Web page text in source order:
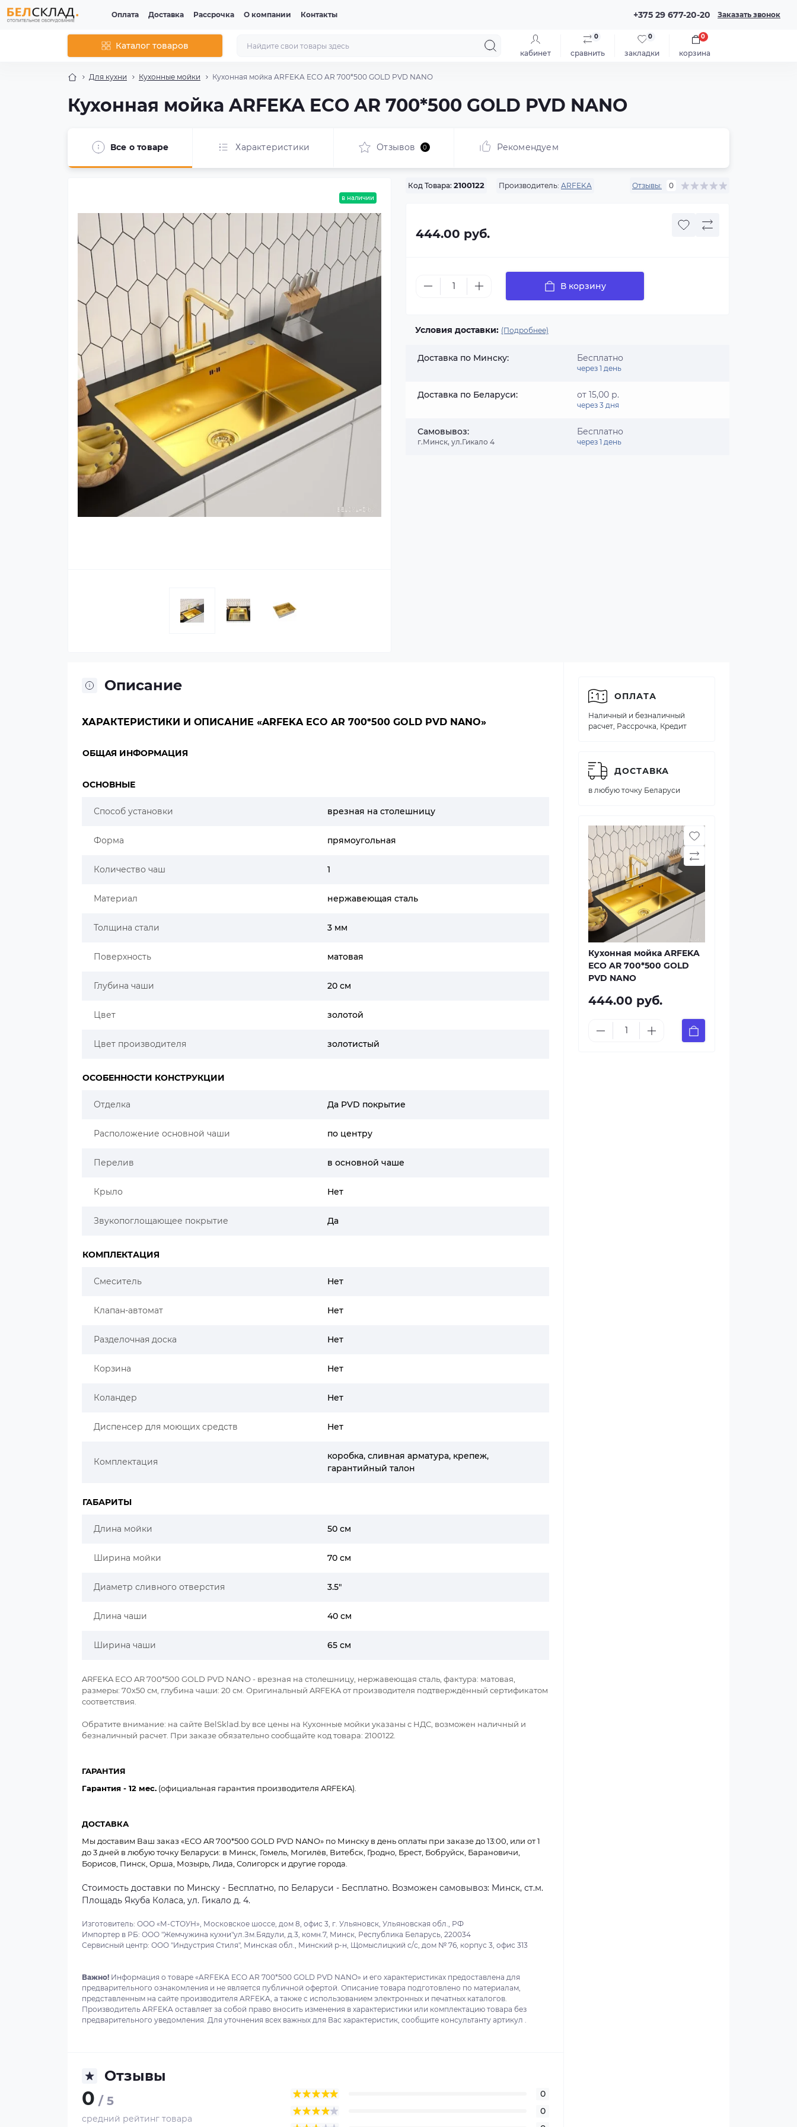
Оплата Доставка Рассрочка О компании Контакты +375 29 677-20-20 Заказать звонок
Каталог товаров
кабинет сравнить
0
закладки
0
корзина
0
Для кухни Кухонные мойки Кухонная мойка ARFEKA ECO AR 700*500 GOLD PVD NANO
Кухонная мойка ARFEKA ECO AR 700*500 GOLD PVD NANO
Все о товаре Характеристики Отзывов 0 Рекомендуем
в наличии
Код Товара: 2100122 Производитель: ARFEKA Отзывы: 0
444.00 руб.
В корзину
Условия доставки: (Подробнее)
Доставка по Минску: Бесплатно
через 1 день
Доставка по Беларуси: от 15,00 р.
через 3 дня
Самовывоз:
г.Минск, ул.Гикало 4
Бесплатно
через 1 день
Описание
ХАРАКТЕРИСТИКИ И ОПИСАНИЕ «ARFEKA ECO AR 700*500 GOLD PVD NANO»
ОБЩАЯ ИНФОРМАЦИЯ
ОСНОВНЫЕ
Способ установки врезная на столешницу
Форма прямоугольная
Количество чаш 1
Материал нержавеющая сталь
Толщина стали 3 мм
Поверхность матовая
Глубина чаши 20 см
Цвет золотой
Цвет производителя золотистый
ОСОБЕННОСТИ КОНСТРУКЦИИ
Отделка Да PVD покрытие
Расположение основной чаши по центру
Перелив в основной чаше
Крыло Нет
Звукопоглощающее покрытие Да
КОМПЛЕКТАЦИЯ
Смеситель Нет
Клапан-автомат Нет
Разделочная доска Нет
Корзина Нет
Коландер Нет
Диспенсер для моющих средств Нет
Комплектация
коробка, сливная арматура, крепеж,
гарантийный талон
ГАБАРИТЫ
Длина мойки 50 см
Ширина мойки 70 см
Диаметр сливного отверстия 3.5"
Длина чаши 40 см
Ширина чаши 65 см
ARFEKA ECO AR 700*500 GOLD PVD NANO - врезная на столешницу, нержавеющая сталь, фактура: матовая,
размеры: 70x50 см, глубина чаши: 20 см. Оригинальный ARFEKA от производителя подтверждённый сертификатом
соответствия.
Обратите внимание: на сайте BelSklad.by все цены на Кухонные мойки указаны с НДС, возможен наличный и
безналичный расчет. При заказе обязательно сообщайте код товара: 2100122.
ГАРАНТИЯ
Гарантия - 12 мес. (официальная гарантия производителя ARFEKA).
ДОСТАВКА
Мы доставим Ваш заказ «ECO AR 700*500 GOLD PVD NANO» по Минску в день оплаты при заказе до 13:00, или от 1
до 3 дней в любую точку Беларуси: в Минск, Гомель, Могилёв, Витебск, Гродно, Брест, Бобруйск, Барановичи,
Борисов, Пинск, Орша, Мозырь, Лида, Солигорск и другие города.
Стоимость доставки по Минску - Бесплатно, по Беларуси - Бесплатно. Возможен самовывоз: Минск, ст.м.
Площадь Якуба Коласа, ул. Гикало д. 4.
Изготовитель: ООО «М-СТОУН», Московское шоссе, дом 8, офис 3, г. Ульяновск, Ульяновская обл., РФ
Импортер в РБ: ООО "Жемчужина кухни"ул.Зм.Бядули, д.3, комн.7, Минск, Республика Беларусь, 220034
Сервисный центр: ООО "Индустрия Стиля", Минская обл., Минский р-н, Щомыслицкий с/с, дом № 76, корпус 3, офис 313
Важно! Информация о товаре «ARFEKA ECO AR 700*500 GOLD PVD NANO» и его характеристиках предоставлена для
предварительного ознакомления и не является публичной офертой. Описание товара подготовлено по материалам,
представленным на сайте производителя ARFEKA, а также с использованием электронных и печатных каталогов.
Производитель ARFEKA оставляет за собой право вносить изменения в характеристики или комплектацию товара без
предварительного уведомления. Для уточнения всех важных для Вас характеристик, сообщите консультанту артикул .
Отзывы
0 / 5
средний рейтинг товара
0
0
ОПЛАТА
Наличный и безналичный
расчет, Рассрочка, Кредит
ДОСТАВКА
в любую точку Беларуси
Кухонная мойка ARFEKA
ECO AR 700*500 GOLD
PVD NANO
444.00 руб.